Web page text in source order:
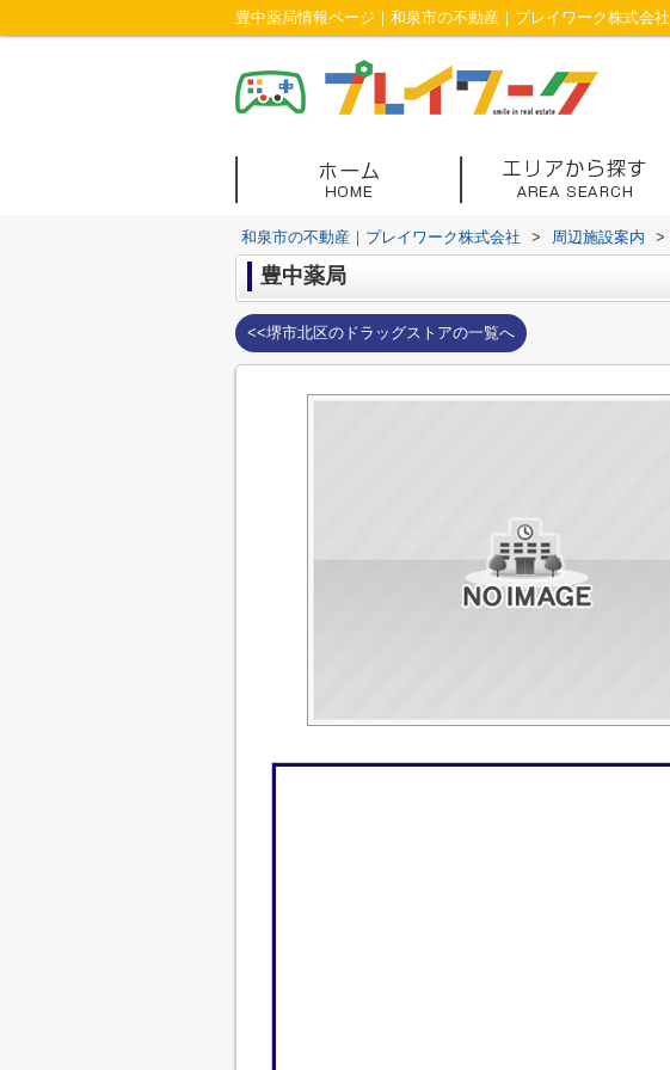
豊中薬局情報ページ｜和泉市の不動産｜プレイワーク株式会社
和泉市の不動産｜プレイワーク株式会社 > 周辺施設案内 >
豊中薬局
<<堺市北区のドラッグストアの一覧へ